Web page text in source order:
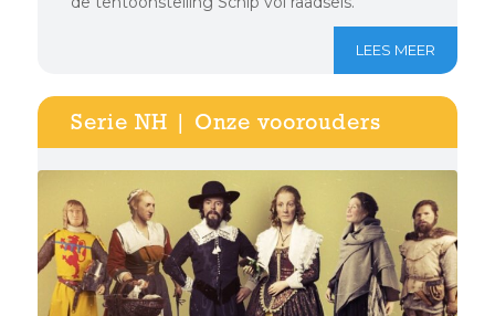
LEES MEER
Serie NH | Onze voorouders